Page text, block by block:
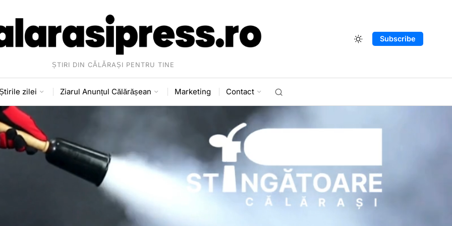
ȘTIRI DIN CĂLĂRAȘI PENTRU TINE
Subscribe
zilei Ziarul Anunțul Călărășean Marketing Contact